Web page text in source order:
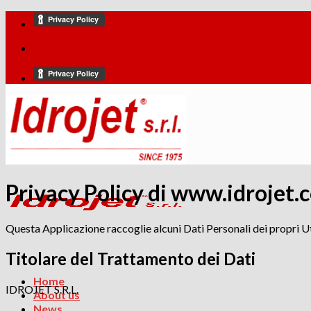
Home
About us
Privacy Policy di
Questa Applicazione raccoglie alcuni Dati Personali dei propri
Titolare del Trattamento dei Dati
IDROJET S.R.L.